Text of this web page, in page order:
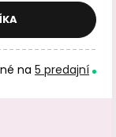
na 5 predajní